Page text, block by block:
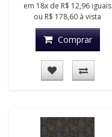
em 18x de R$ 12,96 iguais
ou R$ 178,60 à vista
Comprar